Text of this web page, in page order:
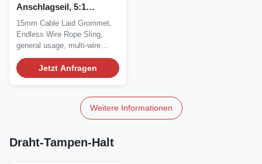
Anschlagseil, 5:1
verkabeln gelegten
Gummimuffen-Riemen
15mm Cable Laid Grommet,
Endless Wire Rope Sling,
general usage, multi-wire
strands sling Grommet...
Jetzt Anfragen
Weitere Informationen
Draht-Tampen-Halt